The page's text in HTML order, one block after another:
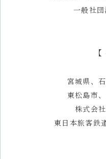
一般社
宮城県、
東松島市
株式会
東日本旅客鉄